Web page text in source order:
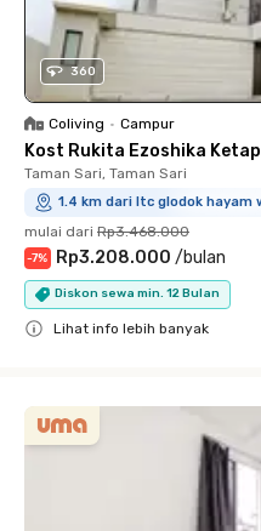
360
Coliving • Campur
Kost Rukita Ezoshika
Taman Sari, Taman Sari
1.4 km dari ltc glodok hayam
mulai dari Rp3.468.000
-7% Rp3.208.000 /bulan
Diskon sewa min. 12 Bulan
Lihat info lebih banyak